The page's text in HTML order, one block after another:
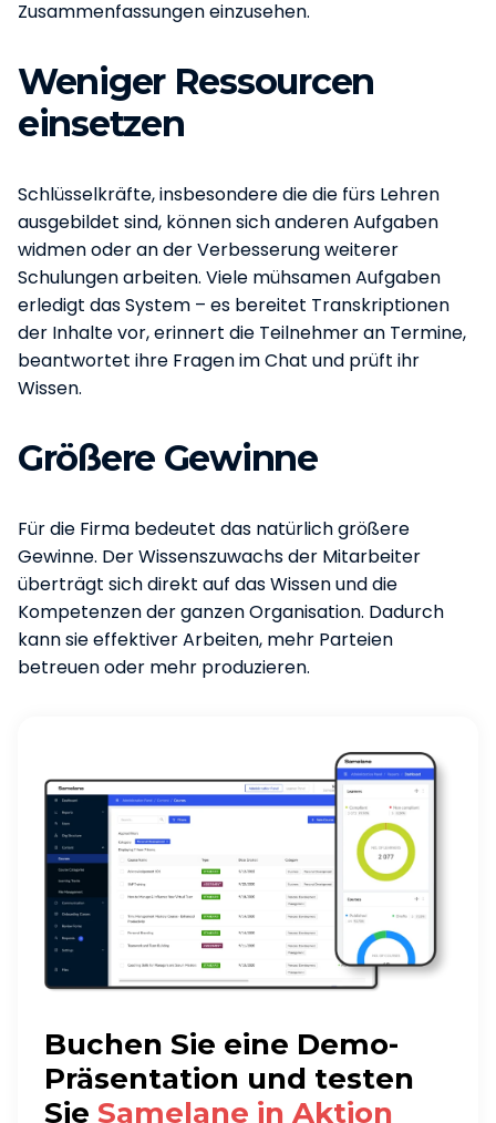
Zusammenfassungen einzusehen.
Weniger Ressourcen
einsetzen
Schlüsselkräfte, insbesondere die die fürs Lehren
ausgebildet sind, können sich anderen Aufgaben
widmen oder an der Verbesserung weiterer
Schulungen arbeiten. Viele mühsamen Aufgaben
erledigt das System – es bereitet Transkriptionen
der Inhalte vor, erinnert die Teilnehmer an Termine,
beantwortet ihre Fragen im Chat und prüft ihr
Wissen.
Größere Gewinne
Für die Firma bedeutet das natürlich größere
Gewinne. Der Wissenszuwachs der Mitarbeiter
überträgt sich direkt auf das Wissen und die
Kompetenzen der ganzen Organisation. Dadurch
kann sie effektiver Arbeiten, mehr Parteien
betreuen oder mehr produzieren.
Buchen Sie eine Demo-
Präsentation und testen
Sie Samelane in Aktion